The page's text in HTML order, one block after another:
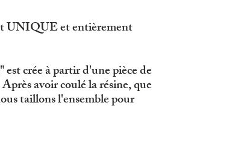
UNIQUE et entièrement
crée à partir d'une pièce de
avoir coulé la résine, que
taillons l'ensemble pour